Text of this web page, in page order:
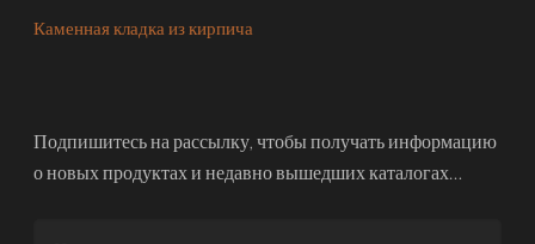
Каменная кладка из кирпича
Подпишитесь на рассылку, чтобы получать информацию
о новых продуктах и недавно вышедших каталогах…